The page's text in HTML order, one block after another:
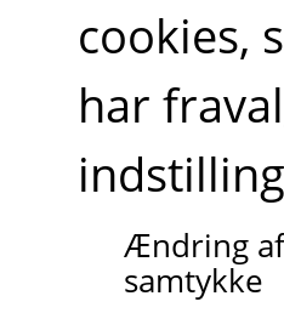
cookies,
har
Ændring
samtykke